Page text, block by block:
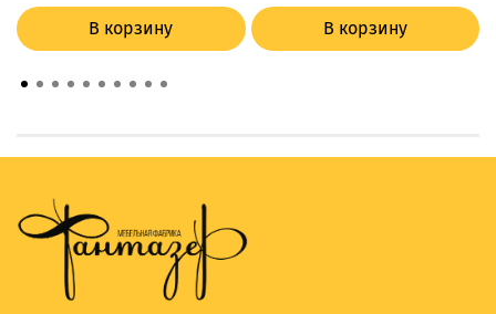
В корзину В корзину